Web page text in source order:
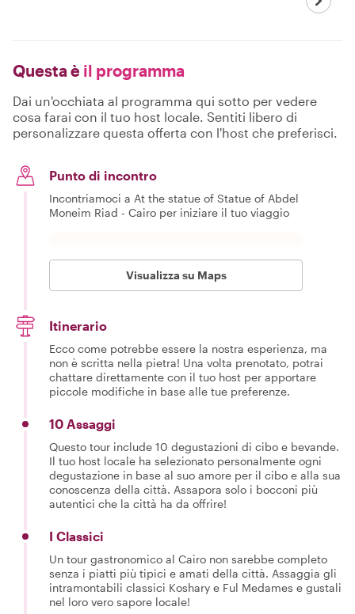
Questa è il programma
Dai un'occhiata al programma qui sotto per vedere
cosa farai con il tuo host locale. Sentiti libero di
personalizzare questa offerta con l'host che preferisci.
Punto di incontro
Incontriamoci a At the statue of Statue of Abdel
Moneim Riad - Cairo per iniziare il tuo viaggio
Visualizza su Maps
Itinerario
Ecco come potrebbe essere la nostra esperienza, ma
non è scritta nella pietra! Una volta prenotato, potrai
chattare direttamente con il tuo host per apportare
piccole modifiche in base alle tue preferenze.
10 Assaggi
Questo tour include 10 degustazioni di cibo e bevande.
Il tuo host locale ha selezionato personalmente ogni
degustazione in base al suo amore per il cibo e alla sua
conoscenza della città. Assapora solo i bocconi più
autentici che la città ha da offrire!
I Classici
Un tour gastronomico al Cairo non sarebbe completo
senza i piatti più tipici e amati della città. Assaggia gli
intramontabili classici Koshary e Ful Medames e gustali
nel loro vero sapore locale!